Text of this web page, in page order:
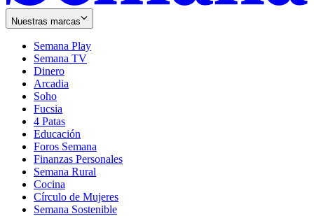
Nuestras marcas
Semana Play
Semana TV
Dinero
Arcadia
Soho
in
new
window
Fucsia
in
new
window
4 Patas
Educación
Foros Semana
Finanzas Personales
Semana Rural
Cocina
Círculo de Mujeres
Semana Sostenible